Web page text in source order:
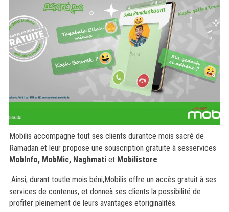
Mobilis accompagne tout ses clients durantce mois sacré de
Ramadan et leur propose une souscription gratuite à sesservices
MobInfo, MobMic, Naghmati etMobilistore.
Ainsi, durant toutle mois béni,Mobilis offre un accès gratuit à ses
services de contenus, et donneà ses clients la possibilité de
profiter pleinement de leurs avantages etoriginalités.